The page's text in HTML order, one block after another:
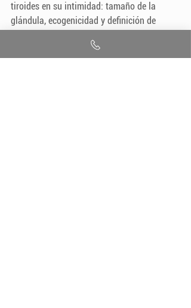
tiroides en su intimidad: tamaño de la
glándula, ecogenicidad y definición de